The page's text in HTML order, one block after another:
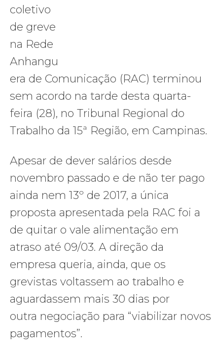
coletivo
de greve
na Rede
Anhangu
era de Comunicação (RAC) terminou
sem acordo na tarde desta quarta-
feira (28), no Tribunal Regional do
Trabalho da 15ª Região, em Campinas.
Apesar de dever salários desde
novembro passado e de não ter pago
ainda nem 13º de 2017, a única
proposta apresentada pela RAC foi a
de quitar o vale alimentação em
atraso até 09/03. A direção da
empresa queria, ainda, que os
grevistas voltassem ao trabalho e
aguardassem mais 30 dias por
outra negociação para “viabilizar novos
pagamentos”.